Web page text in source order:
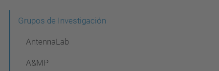
Grupos de Investigación
AntennaLab
A&MP